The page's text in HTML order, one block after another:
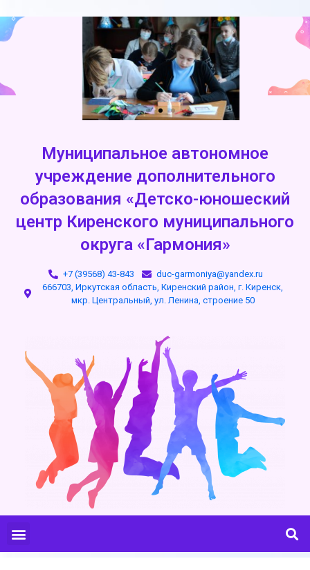
Муниципальное автономное
учреждение дополнительного
образования «Детско-юношеский
центр Киренского муниципального
округа «Гармония»
+7 (39568) 43-843
duc-garmoniya@yandex.ru
666703, Иркутская область, Киренский район, г. Киренск,
мкр. Центральный, ул. Ленина, строение 50